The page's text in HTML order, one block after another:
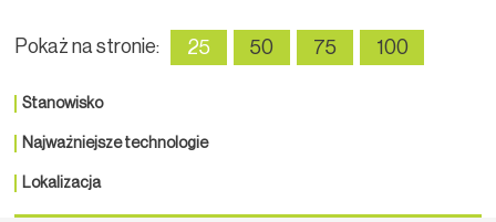
Pokaż na stronie: 25 50 75 100
Stanowisko
Najważniejsze technologie
Lokalizacja